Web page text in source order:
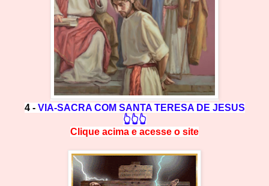
4 - VIA-SACRA COM SANTA TERESA DE JESUS
👆👆👆
Clique acima e acesse o site